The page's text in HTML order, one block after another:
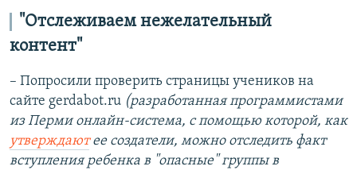
"Отслеживаем нежелательный
контент"
– Попросили проверить страницы учеников на
сайте gerdabot.ru (разработанная программистами
из Перми онлайн-система, с помощью которой, как
утверждаютее создатели, можно отследить факт
вступления ребенка в "опасные" группы в